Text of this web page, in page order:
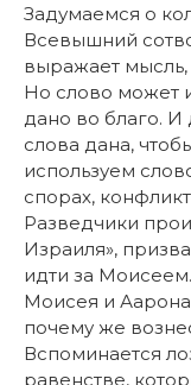
Задумаемся о
Всевышний
выражает мысль,
Но слово может
дано во благо. И
слова дана,
используем
спорах,
Разведчики
Израиля»,
идти за
Моисея и
почему же
Вспоминается
равенстве,